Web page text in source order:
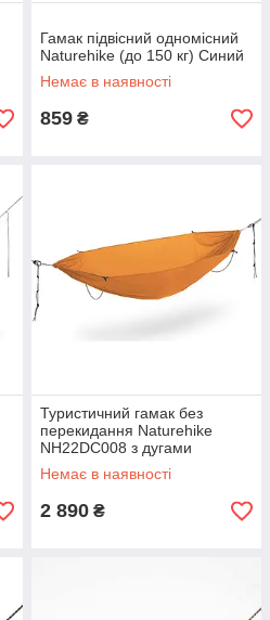
Гамак підвісний одномісний
Naturehike (до 150 кг) Синий
Немає в наявності
859 ₴
Туристичний гамак без
перекидання Naturehike
NH22DC008 з дугами
(270x140 см) Помаранчевий
Немає в наявності
2 890 ₴